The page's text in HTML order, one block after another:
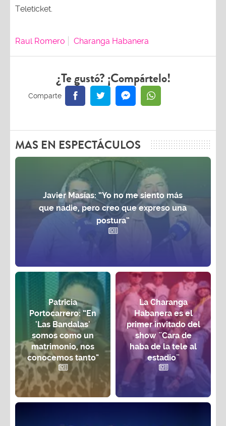
Teleticket.
Raul Romero Charanga Habanera
¿Te gustó? ¡Compártelo!
MAS EN ESPECTÁCULOS
Javier Masías: “Yo no me siento más
que nadie, pero creo que expreso una
postura”
Patricia
Portocarrero: “En
'Las Bandalas'
somos como un
matrimonio, nos
conocemos tanto"
La Charanga
Habanera es el
primer invitado del
show ¨Cara de
haba de la tele al
estadio¨